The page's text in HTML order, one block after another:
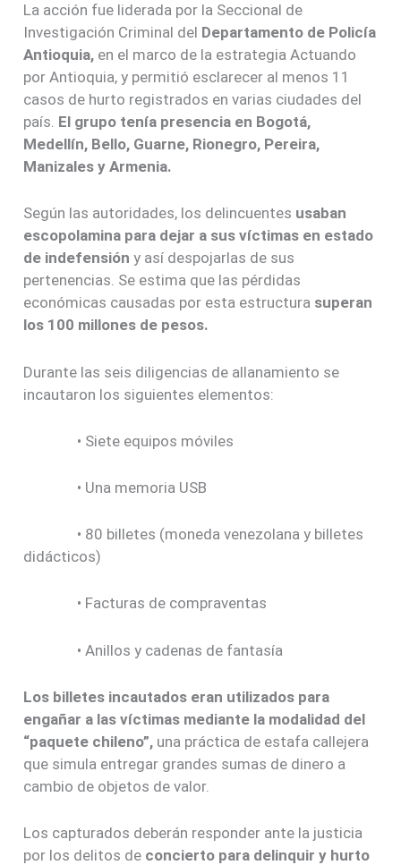
La acción fue liderada por la Seccional de
Investigación Criminal del Departamento de Policía
Antioquia, en el marco de la estrategia Actuando
por Antioquia, y permitió esclarecer al menos 11
casos de hurto registrados en varias ciudades del
país. El grupo tenía presencia en Bogotá,
Medellín, Bello, Guarne, Rionegro, Pereira,
Manizales y Armenia.
Según las autoridades, los delincuentes usaban
escopolamina para dejar a sus víctimas en estado
de indefensión y así despojarlas de sus
pertenencias. Se estima que las pérdidas
económicas causadas por esta estructura superan
los 100 millones de pesos.
Durante las seis diligencias de allanamiento se
incautaron los siguientes elementos:
• Siete equipos móviles
• Una memoria USB
• 80 billetes (moneda venezolana y billetes
didácticos)
• Facturas de compraventas
• Anillos y cadenas de fantasía
Los billetes incautados eran utilizados para
engañar a las víctimas mediante la modalidad del
“paquete chileno”, una práctica de estafa callejera
que simula entregar grandes sumas de dinero a
cambio de objetos de valor.
Los capturados deberán responder ante la justicia
por los delitos de concierto para delinquir y hurto